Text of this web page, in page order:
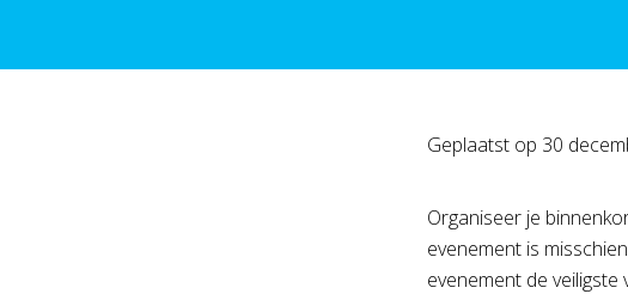
Geplaatst op 30
Organiseer je
evenement is
evenement de